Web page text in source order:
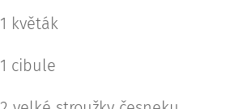
1 květák
1 cibule